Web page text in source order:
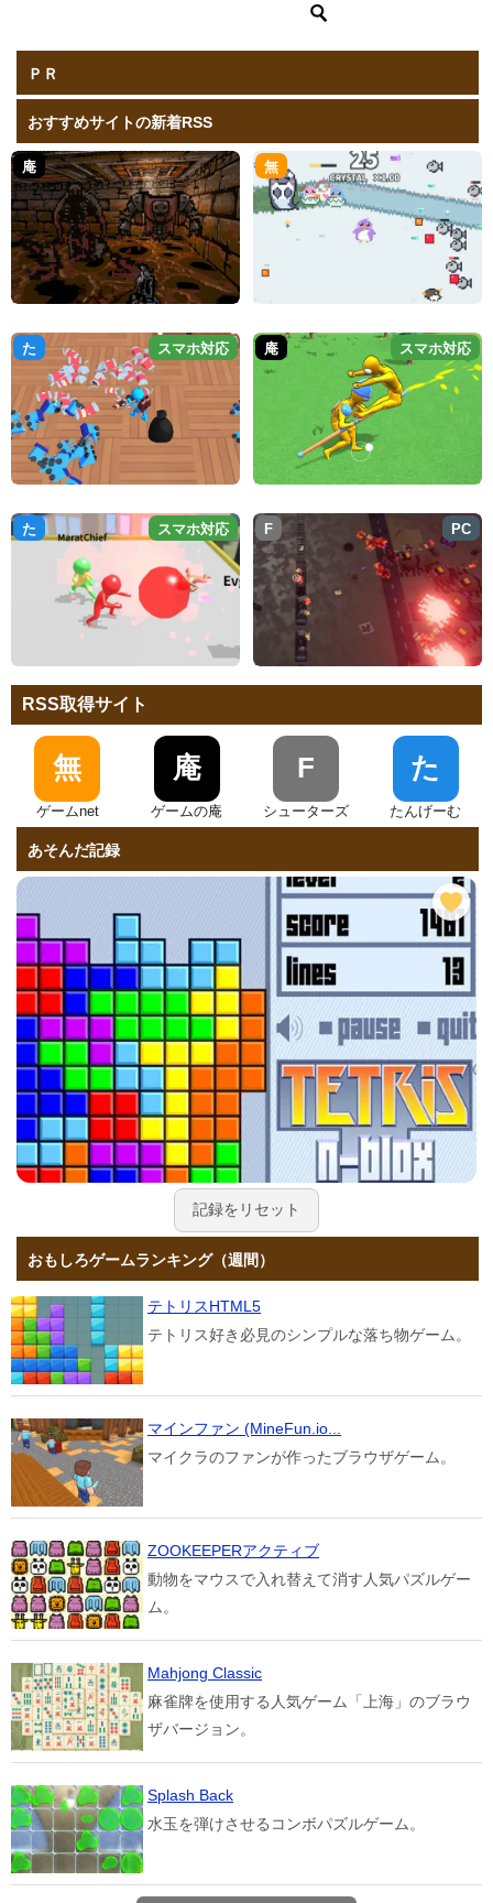
ＰＲ
おすすめサイトの新着RSS
庵 無
た スマホ対応 庵 スマホ対応
た スマホ対応 F PC
RSS取得サイト
無
ゲームnet
庵
ゲームの庵
F
シューターズ
た
たんげーむ
あそんだ記録
記録をリセット
おもしろゲームランキング（週間）
テトリスHTML5
テトリス好き必見のシンプルな落ち物ゲーム。
マインファン (MineFun.io...
マイクラのファンが作ったブラウザゲーム。
ZOOKEEPERアクティブ
動物をマウスで入れ替えて消す人気パズルゲー
ム。
Mahjong Classic
麻雀牌を使用する人気ゲーム「上海」のブラウ
ザバージョン。
Splash Back
水玉を弾けさせるコンボパズルゲーム。